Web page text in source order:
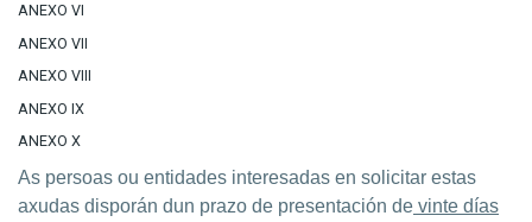
ANEXO VI
ANEXO VII
ANEXO VIII
ANEXO IX
ANEXO X
As persoas ou entidades interesadas en solicitar estas
axudas disporán dun prazo de presentación de vinte días